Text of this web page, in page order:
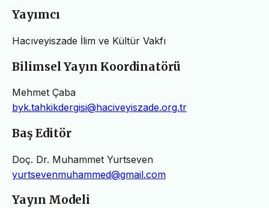
Yayımcı
Hacıveyiszade İlim ve Kültür Vakfı
Bilimsel Yayın Koordinatörü
Mehmet Çaba
byk.tahkikdergisi@haciveyiszade.org.tr
Baş Editör
Doç. Dr. Muhammet Yurtseven
yurtsevenmuhammed@gmail.com
Yayın Modeli